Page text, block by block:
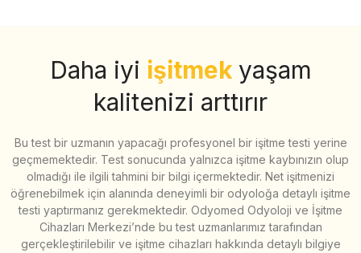
Daha iyi işitmek yaşam
kalitenizi arttırır
Bu test bir uzmanın yapacağı profesyonel bir işitme testi yerine
geçmemektedir. Test sonucunda yalnızca işitme kaybınızın olup
olmadığı ile ilgili tahmini bir bilgi içermektedir. Net işitmenizi
öğrenebilmek için alanında deneyimli bir odyoloğa detaylı işitme
testi yaptırmanız gerekmektedir. Odyomed Odyoloji ve İşitme
Cihazları Merkezi’nde bu test uzmanlarımız tarafından
gerçekleştirilebilir ve işitme cihazları hakkında detaylı bilgiye